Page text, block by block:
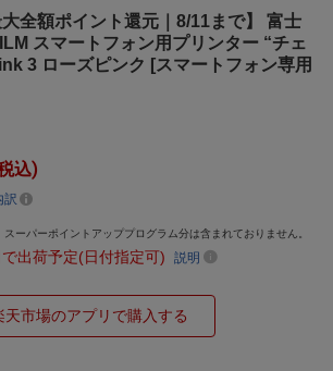
大全額ポイント還元｜8/11まで】 富士
スマートフォン用プリンター “チェ
3 ローズピンク [スマートフォン専用
込)
訳
スーパーポイントアッププログラム分は含まれておりません。
で出荷予定(日付指定可) 説明
天市場のアプリで購入する